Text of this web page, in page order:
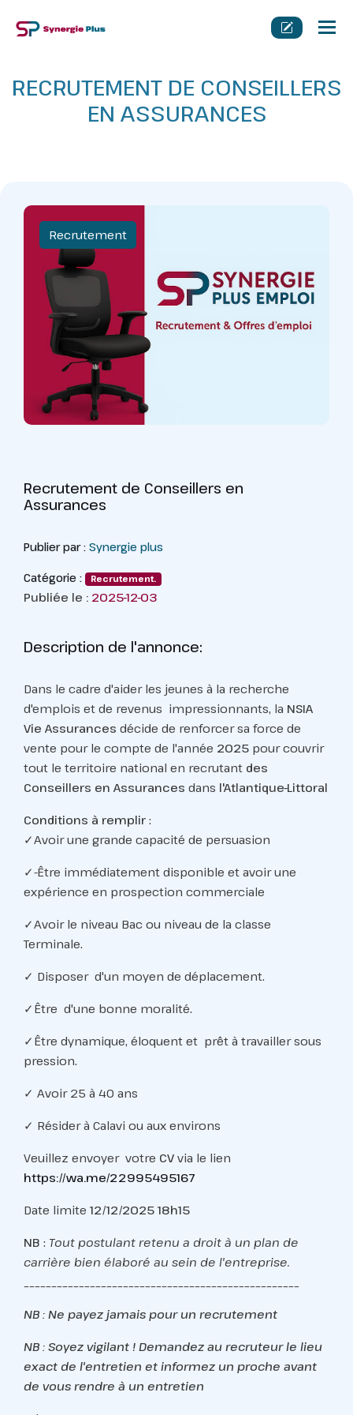
RECRUTEMENT DE CONSEILLERS
EN ASSURANCES
Recrutement
Recrutement de Conseillers en
Assurances
Publier par : Synergie plus
Catégorie : Recrutement.
Publiée le : 2025-12-03
Description de l'annonce:
Dans le cadre d'aider les jeunes à la recherche
d'emplois et de revenus impressionnants, la NSIA
Vie Assurances décide de renforcer sa force de
vente pour le compte de l'année 2025 pour couvrir
tout le territoire national en recrutant des
Conseillers en Assurances dans l'Atlantique-Littoral
Conditions à remplir :
✓Avoir une grande capacité de persuasion
✓-Être immédiatement disponible et avoir une
expérience en prospection commerciale
✓Avoir le niveau Bac ou niveau de la classe
Terminale.
✓ Disposer d'un moyen de déplacement.
✓Être d'une bonne moralité.
✓Être dynamique, éloquent et prêt à travailler sous
pression.
✓ Avoir 25 à 40 ans
✓ Résider à Calavi ou aux environs
Veuillez envoyer votre CV via le lien
https://wa.me/22995495167
Date limite 12/12/2025 18h15
NB : Tout postulant retenu a droit à un plan de
carrière bien élaboré au sein de l'entreprise.
NB : Ne payez jamais pour un recrutement
NB : Soyez vigilant ! Demandez au recruteur le lieu
exact de l'entretien et informez un proche avant
de vous rendre à un entretien